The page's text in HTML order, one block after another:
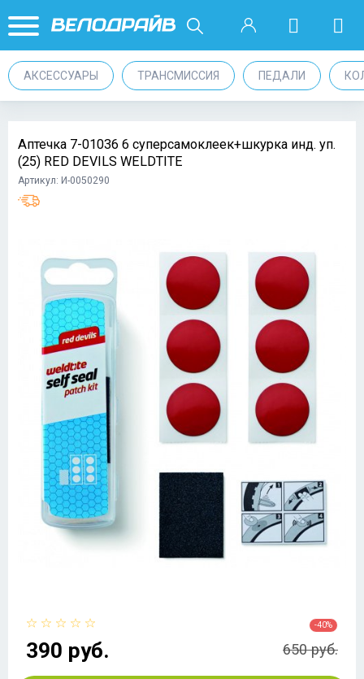
АКСЕССУАРЫ ТРАНСМИССИЯ ПЕДАЛИ
Аптечка 7-01036 6 суперсамоклеек+шкурка инд. уп.
(25) RED DEVILS WELDTITE
Артикул: И-0050290
390 руб.
-40%
650 руб.